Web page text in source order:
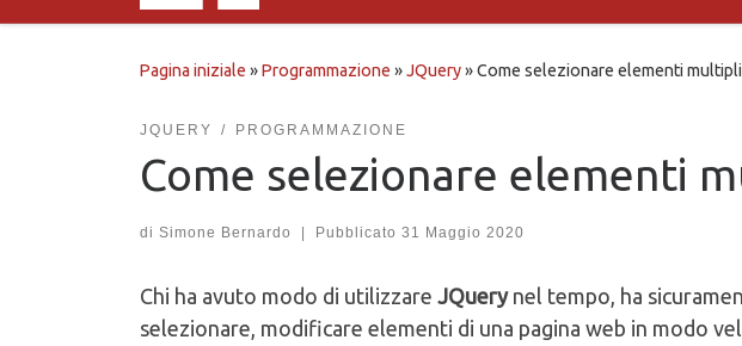
Pagina iniziale »Programmazione »JQuery»Come selezionare elementi
JQUERY PROGRAMMAZIONE
Come selezionare elementi
di Simone Bernardo Pubblicato 31 Maggio 2020
Chi ha avuto modo di utilizzare JQuery nel tempo, ha
selezionare, modificare elementi di una pagina web in modo